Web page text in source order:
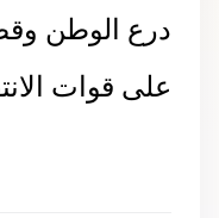
درع الوطن
على قوات